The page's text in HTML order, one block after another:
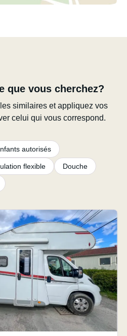
que vous cherchez?
similaires et appliquez vos
celui qui vous correspond.
autorisés
flexible Douche